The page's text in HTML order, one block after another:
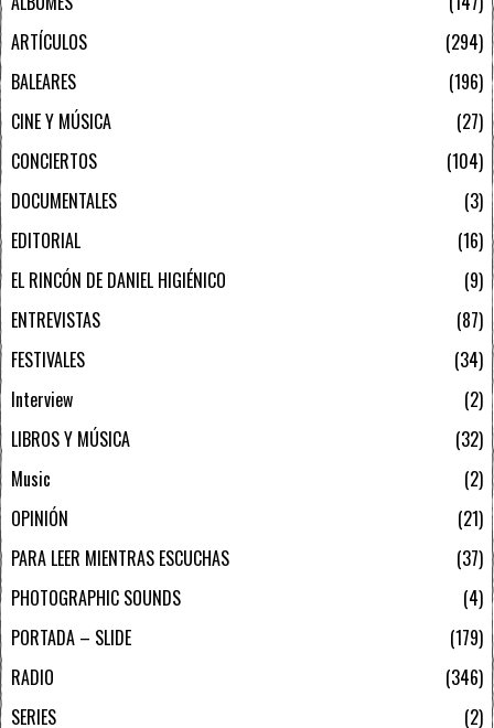
ARTÍCULOS
294
BALEARES
196
CINE Y MÚSICA
27
CONCIERTOS
104
DOCUMENTALES
3
EDITORIAL
16
EL RINCÓN DE DANIEL HIGIÉNICO
9
ENTREVISTAS
87
FESTIVALES
34
Interview
2
LIBROS Y MÚSICA
32
Music
2
OPINIÓN
21
PARA LEER MIENTRAS ESCUCHAS
37
PHOTOGRAPHIC SOUNDS
4
PORTADA – SLIDE
179
RADIO
346
SERIES
2